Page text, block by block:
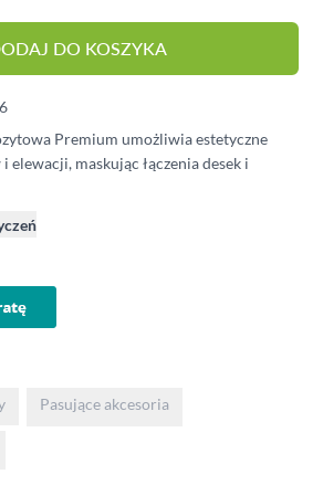
DO KOSZYKA
Premium umożliwia estetyczne
elewacji, maskując łączenia desek i
Pasujące akcesoria